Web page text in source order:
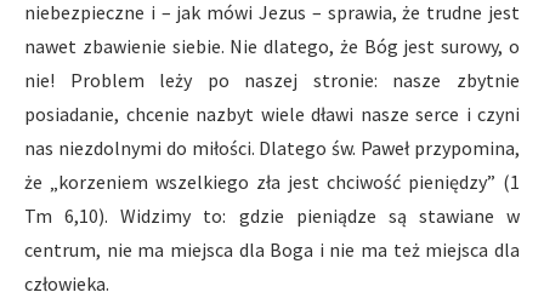
niebezpieczne i – jak mówi Jezus – sprawia, że trudne jest
nawet zbawienie siebie. Nie dlatego, że Bóg jest surowy, o
nie! Problem leży po naszej stronie: nasze zbytnie
posiadanie, chcenie nazbyt wiele dławi nasze serce i czyni
nas niezdolnymi do miłości. Dlatego św. Paweł przypomina,
że „korzeniem wszelkiego zła jest chciwość pieniędzy” (1
Tm 6,10). Widzimy to: gdzie pieniądze są stawiane w
centrum, nie ma miejsca dla Boga i nie ma też miejsca dla
człowieka.